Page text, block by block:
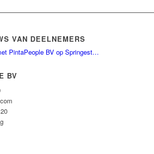
VAN DEELNEMERS
PintaPeople BV op Springest…
BV